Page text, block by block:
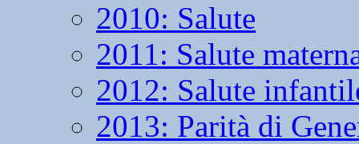
2010: Salute
2011: Salute
2012: Salute
2013: Parità di